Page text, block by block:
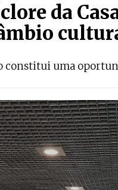
da
constitui uma